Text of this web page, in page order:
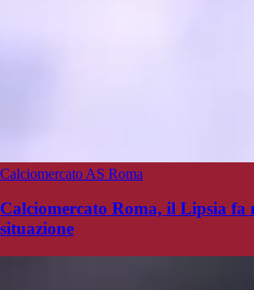
Calciomercato AS Roma
Calciomercato Roma, il Lipsia fa
situazione